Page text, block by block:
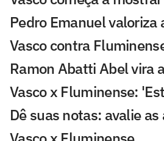
Pedro Emanuel valoriza
Vasco contra
Ramon Abatti Abel vira
Vasco x Fluminense:
Dê suas notas: avalie